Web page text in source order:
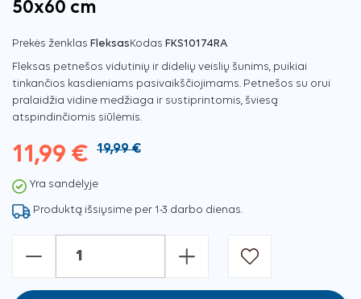
50x60 cm
Prekės ženklas FleksasKodas FKS10174RA
Fleksas petnešos vidutinių ir didelių veislių šunims, puikiai
tinkančios kasdieniams pasivaikščiojimams. Petnešos su orui
pralaidžia vidine medžiaga ir sustiprintomis, šviesą
atspindinčiomis siūlėmis.
11,99 € 19,99 €
Yra sandėlyje
Produktą išsiųsime per 1-3 darbo dienas.
- +